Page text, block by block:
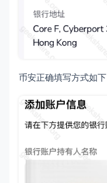
币安正确填写方式如下